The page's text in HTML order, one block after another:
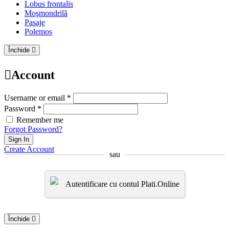
Lobus frontalis
Moşmondrilă
Pasaje
Polemos
Închide
Account
Username or email *
Password *
Remember me
Forgot Password?
Sign In
Create Account
sau
Autentificare cu contul Plati.Online
Închide